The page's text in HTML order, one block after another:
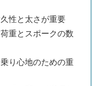
性と太さが重要
重とスポークの数
り心地のための重